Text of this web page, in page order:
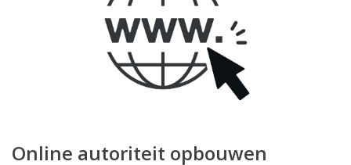
Online autoriteit opbouwen